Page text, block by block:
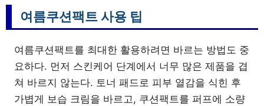
여름쿠션팩트 사용 팁
여름쿠션팩트를 최대한 활용하려면 바르는 방법도 중
요하다. 먼저 스킨케어 단계에서 너무 많은 제품을 겹
쳐 바르지 않는다. 토너 패드로 피부 열감을 식힌 후
가볍게 보습 크림을 바르고, 쿠션팩트를 퍼프에 소량